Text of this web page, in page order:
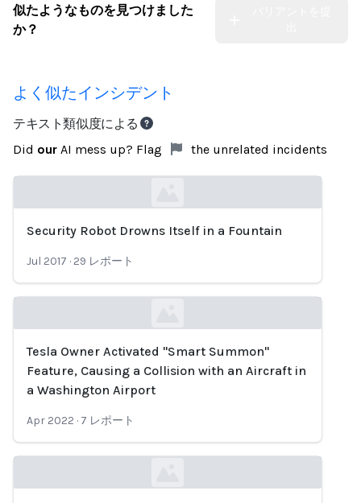
似たようなものを見つけました
か？
よく似たインシデント
テキスト類似度による
Did our AI mess up? Flag the unrelated incidents
Security Robot Drowns Itself in a Fountain
Jul 2017 · 29 レポート
Loading...
Tesla Owner Activated "Smart Summon"
Feature, Causing a Collision with an Aircraft in
a Washington Airport
Apr 2022 · 7 レポート